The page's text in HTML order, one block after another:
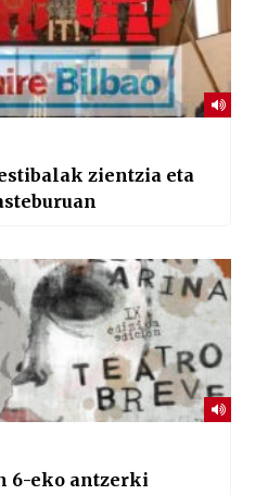
zientzia eta
6-eko antzerki